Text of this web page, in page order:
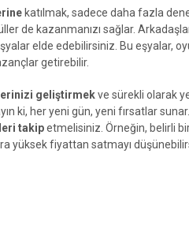
katılmak, sadece daha fazla
de kazanmanızı sağlar.
elde edebilirsiniz. Bu eşyalar,
getirebilir.
geliştirmekve sürekli olarak
ki, her yeni gün, yeni fırsatlar
takipetmelisiniz. Örneğin, belirli
yüksek fiyattan satmayı